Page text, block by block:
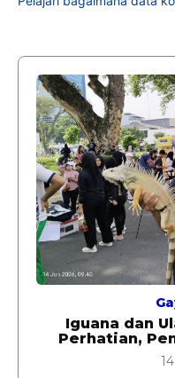
Iguana dan
Perhatian,